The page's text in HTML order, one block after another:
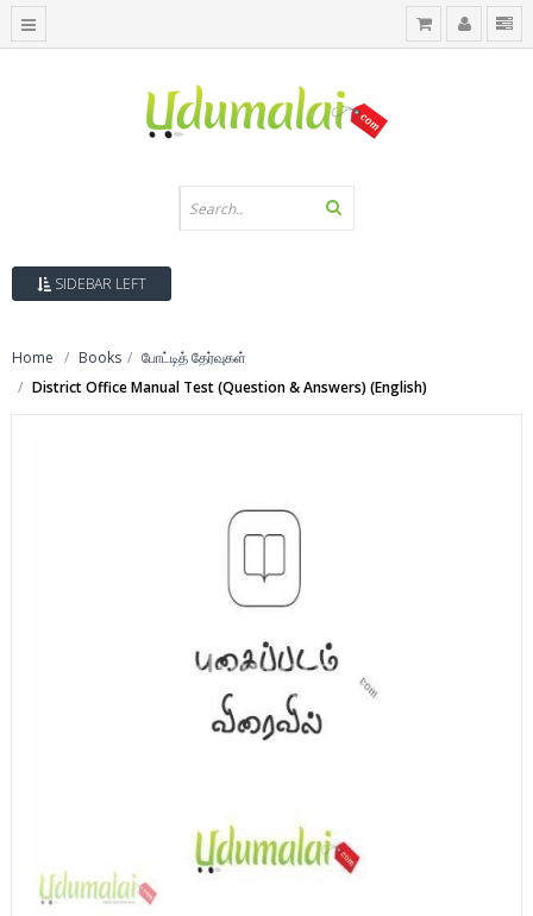
SIDEBAR LEFT
Home Books
போட்டித் தேர்வுகள்
District Office Manual Test (Question & Answers) (English)